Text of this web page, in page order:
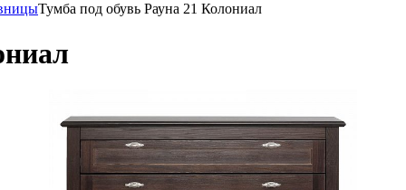
Тумба под обувь Рауна 21 Колониал